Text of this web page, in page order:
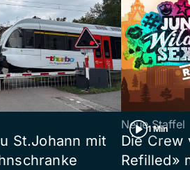
St.Johann mit
1 Min
Neue Staffel
Die Crew
Refilled»